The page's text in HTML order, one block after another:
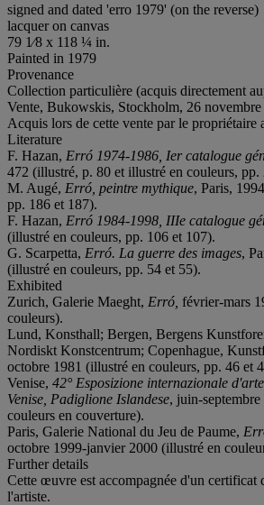
signed and dated 'erro 1979' (on the reverse)
lacquer on canvas
79 1⁄8 x 118 ¼ in.
Painted in 1979
Provenance
Collection particulière (acquis directement
Vente, Bukowskis, Stockholm, 26
Acquis lors de cette vente par le propriétaire
Literature
F. Hazan, Erró 1974-1986, Ier catalogue
472 (illustré, p. 80 et illustré en couleurs, pp.
M. Augé, Erró, peintre mythique, Paris,
pp. 186 et 187).
F. Hazan, Erró 1984-1998, IIIe catalogue
(illustré en couleurs, pp. 106 et 107).
G. Scarpetta, Erró. La guerre des images,
(illustré en couleurs, pp. 54 et 55).
Exhibited
Zurich, Galerie Maeght, Erró, février-mars
couleurs).
Lund, Konsthall; Bergen, Bergens
Nordiskt Konstcentrum; Copenhague,
octobre 1981 (illustré en couleurs, pp. 46 et
Venise, 42° Esposizione internazionale
Venise, Padiglione Islandese, juin-
couleurs en couverture).
Paris, Galerie National du Jeu de Paume,
octobre 1999-janvier 2000 (illustré en
Further details
Cette œuvre est accompagnée d'un certificat
l'artiste.